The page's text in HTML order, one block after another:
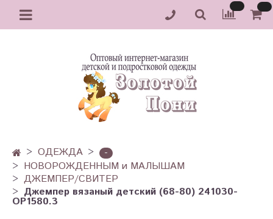
ОДЕЖДА
-
НОВОРОЖДЕННЫМ и МАЛЫШАМ
ДЖЕМПЕР/СВИТЕР
Джемпер вязаный детский (68-80) 241030-
OP1580.3